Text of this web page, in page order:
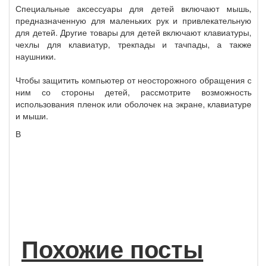
Специальные аксессуары для детей включают мышь,
предназначенную для маленьких рук и привлекательную
для детей. Другие товары для детей включают клавиатуры,
чехлы для клавиатур, трекпады и тачпады, а также
наушники.
Чтобы защитить компьютер от неосторожного обращения с
ним со стороны детей, рассмотрите возможность
использования пленок или оболочек на экране, клавиатуре
и мыши.
В
Похожие посты